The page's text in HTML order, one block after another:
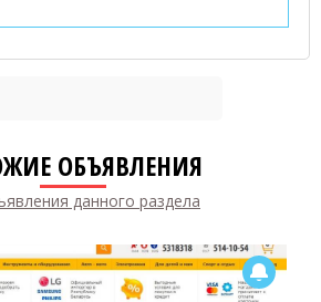
ОБЪЯВЛЕНИЯ
данного раздела